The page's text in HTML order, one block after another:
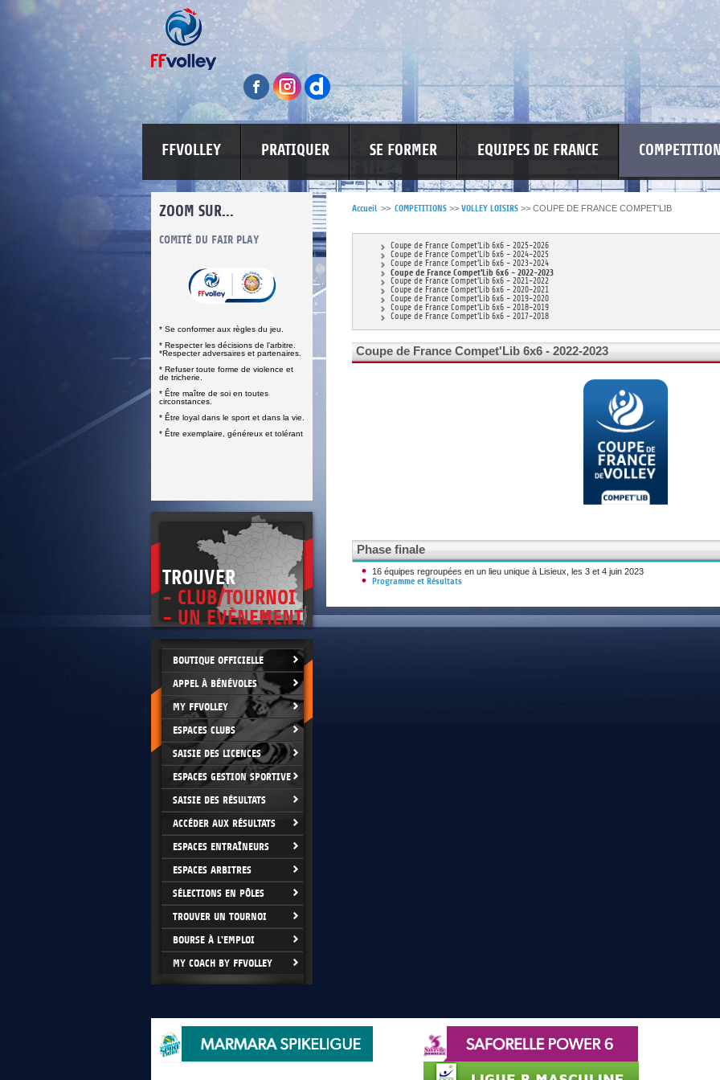
FFVOLLEY PRATIQUER SE FORMER EQUIPES DE FRANCE
ZOOM SUR...
DOCUMENTS UTILES
CLIQUEZ ICI
COMITÉ DU FAIR PLAY
* Se conformer aux règles du jeu.
* Respecter les décisions de l’arbitre.
*Respecter adversaires et partenaires.
* Refuser toute forme de violence et
de tricherie.
* Être maître de soi en toutes
circonstances.
* Être loyal dans le sport et dans la vie.
* Être exemplaire, généreux et tolérant
LUTTE CONTRE LES VIOLENCES MA PETITE SPONSO
DOCUMENTS UTILES
COVID-19
>CLIQUEZ ICI
TROUVER
- CLUB/TOURNOI
- UN EVÈNEMENT
BOUTIQUE OFFICIELLE
APPEL À BÉNÉVOLES
MY FFVOLLEY
ESPACES CLUBS
SAISIE DES LICENCES
ESPACES GESTION SPORTIVE
SAISIE DES RÉSULTATS
ACCÉDER AUX RÉSULTATS
ESPACES ENTRAÎNEURS
ESPACES ARBITRES
SÉLECTIONS EN PÔLES
TROUVER UN TOURNOI
BOURSE À L'EMPLOI
MY COACH BY FFVOLLEY
Accueil >> COMPETITIONS >> VOLLEY LOISIRS >> COUPE DE FRANCE COMPET'LIB
Coupe de France Compet'Lib 6x6 - 2025-2026
Coupe de France Compet'Lib 6x6 - 2024-2025
Coupe de France Compet'Lib 6x6 - 2023-2024
Coupe de France Compet'Lib 6x6 - 2022-2023
Coupe de France Compet'Lib 6x6 - 2021-2022
Coupe de France Compet'Lib 6x6 - 2020-2021
Coupe de France Compet'Lib 6x6 - 2019-2020
Coupe de France Compet'Lib 6x6 - 2018-2019
Coupe de France Compet'Lib 6x6 - 2017-2018
Coupe de France Compet'Lib 6x6 - 2022-2023
Phase finale
16 équipes regroupées en un lieu unique à Lisieux, les 3 et 4 juin 2023
Programme et Résultats